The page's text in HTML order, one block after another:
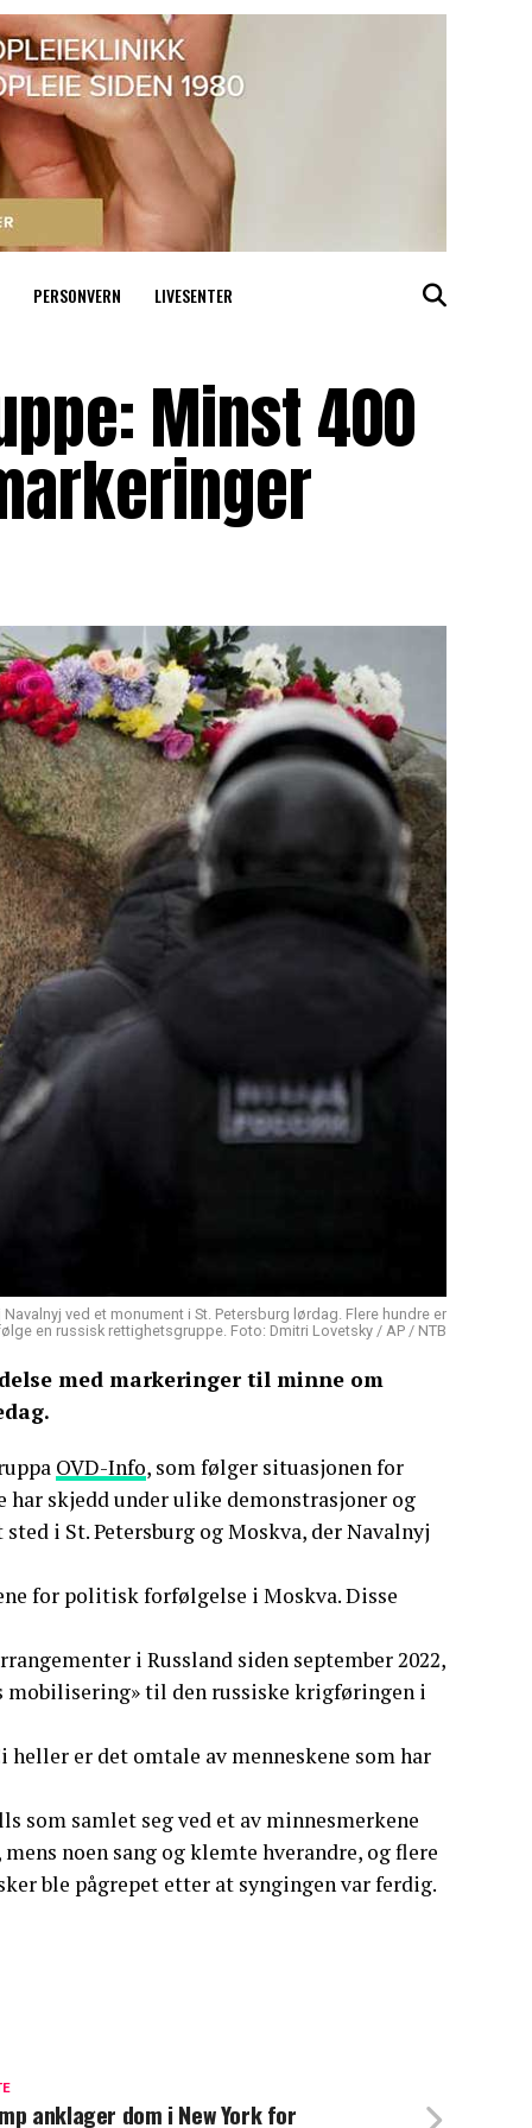
PERSONVERN LIVESENTER
Minst 400
ved et monument i St. Petersburg lørdag. Flere hundre er
en russisk rettighetsgruppe. Foto: Dmitri Lovetsky / AP / NTB
med markeringer til minne om
OVD-Info, som følger situasjonen for
skjedd under ulike demonstrasjoner og
i St. Petersburg og Moskva, der Navalnyj
for politisk forfølgelse i Moskva. Disse
i Russland siden september 2022,
mobilisering» til den russiske krigføringen i
er det omtale av menneskene som har
som samlet seg ved et av minnesmerkene
noen sang og klemte hverandre, og flere
ble pågrepet etter at syngingen var ferdig.
anklager dom i New York for